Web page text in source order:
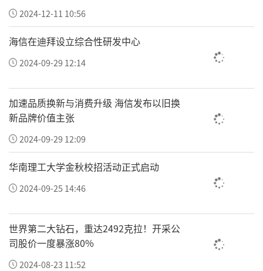
2024-12-11 10:56
海信在迪拜设立综合性研发中心
2024-09-29 12:14
加速品质换新与消费升级 海信发布以旧换
新品牌价值主张
2024-09-29 12:09
华南理工大学金秋校招活动正式启动
2024-09-25 14:46
世界第二大钻石，重达2492克拉！开采公
司股价一度暴涨80%
2024-08-23 11:52